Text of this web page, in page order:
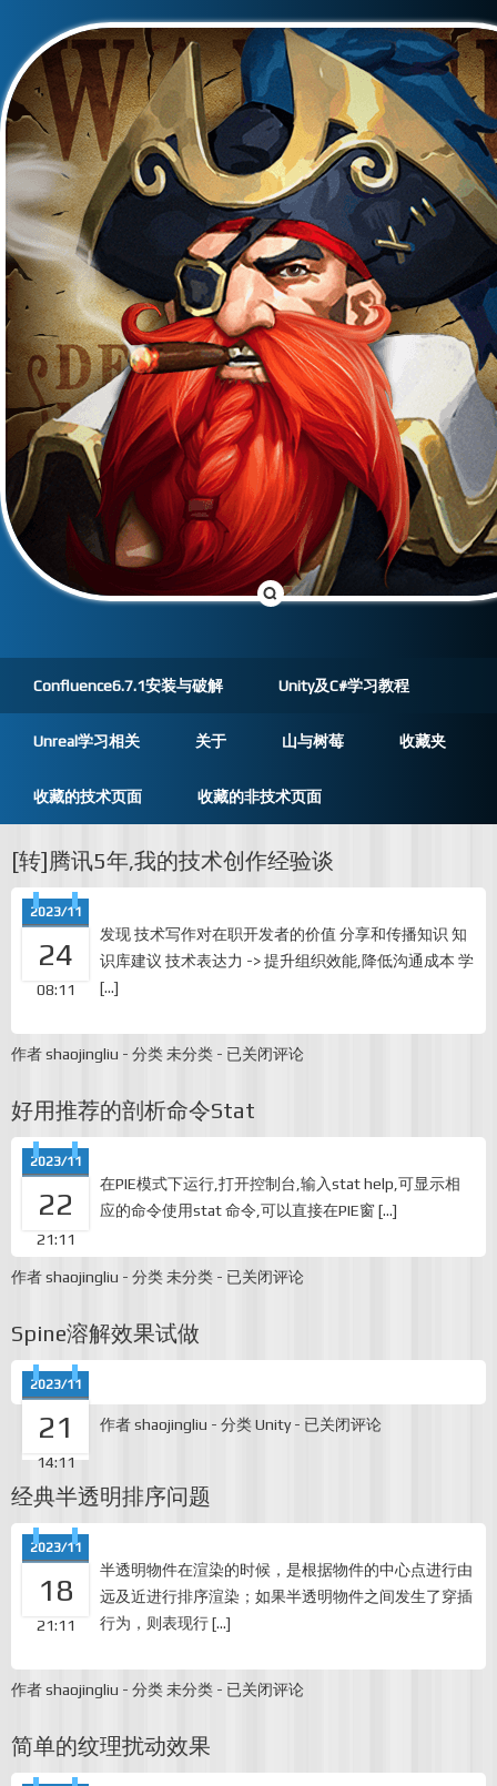
Confluence6.7.1安装与破解 Unity及C#学习教程
Unreal学习相关 关于 山与树莓 收藏夹
收藏的技术页面 收藏的非技术页面
[转]腾讯5年,我的技术创作经验谈
2023/11
24
08:11
发现 技术写作对在职开发者的价值 分享和传播知识 知
识库建议 技术表达力 -> 提升组织效能,降低沟通成本 学
[…]
作者shaojingliu - 分类未分类 - [转]
5
技
术
经
验
已关闭评论
好用推荐的剖析命令Stat
2023/11
22
21:11
在PIE模式下运行,打开控制台,输入stat help,可显示相
应的命令使用stat 命令,可以直接在PIE窗 […]
作者shaojingliu - 分类未分类 - 好
命
令
已关闭评论
Spine溶解效果试做
2023/11
21
14:11
作者shaojingliu - 分类Unity - Spine
试
已关闭评论
经典半透明排序问题
2023/11
18
21:11
半透明物件在渲染的时候，是根据物件的中心点进行由
远及近进行排序渲染；如果半透明物件之间发生了穿插
行为，则表现行 […]
作者shaojingliu - 分类未分类 - 经
已关闭评论
简单的纹理扰动效果